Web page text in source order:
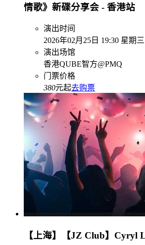
情歌》新碟分享会 - 香港站
演出时间
2026年02月25日 19:30 星期三
演出场馆
香港QUBE智方@PMQ
门票价格
380元起去购票
【上海】【JZ Club】Cyryl